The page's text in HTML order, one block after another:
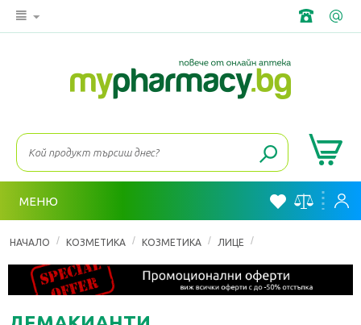
МЕНЮ
НАЧАЛО / КОЗМЕТИКА / КОЗМЕТИКА / ЛИЦЕ /